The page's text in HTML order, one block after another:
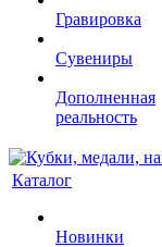
Гравировка
Сувениры
Дополненная
реальность
Каталог
Новинки